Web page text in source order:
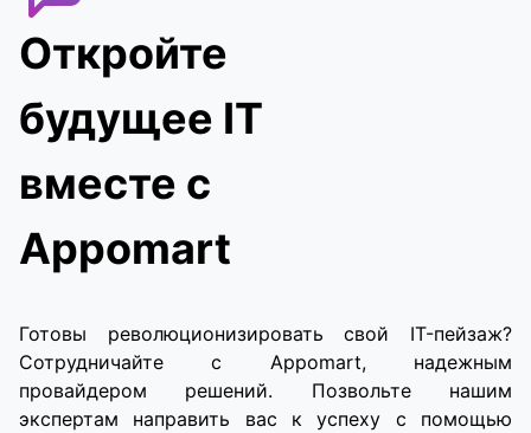
Откройте
будущее IT
вместе с
Appomart
Готовы революционизировать свой IT-пейзаж?
Сотрудничайте с Appomart, надежным
провайдером решений. Позвольте нашим
экспертам направить вас к успеху с помощью